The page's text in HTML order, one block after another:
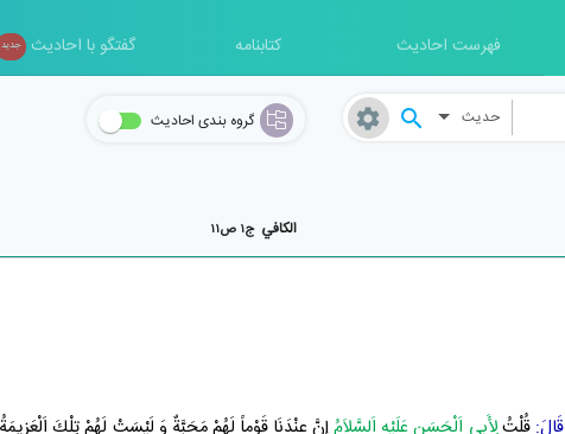
فهرست احادیث کتابنامه گفتگو با احادیث جدید
حدیث گروه بندی احادیث
الکافي ج۱ ص۱۱
قَالَ: قُلْتُلِأَبِي اَلْحَسَنِ عَلَيْهِ اَلسَّلاَمُإِنَّ عِنْدَنَا قَوْماً لَهُمْ مَحَبَّةٌ وَ لَيْسَتْ لَهُمْ تِلْكَ